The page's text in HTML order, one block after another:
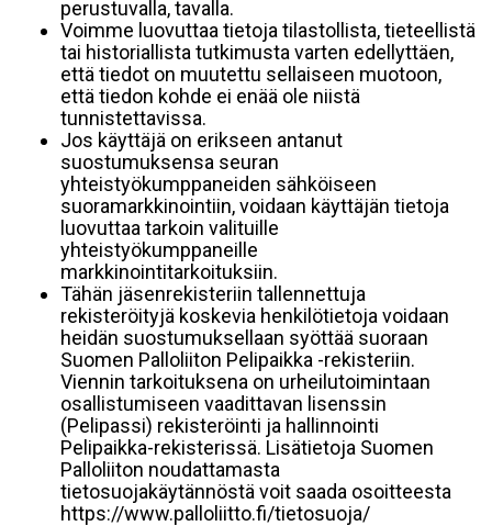
perustuvalla, tavalla.
Voimme luovuttaa tietoja tilastollista, tieteellistä
tai historiallista tutkimusta varten edellyttäen,
että tiedot on muutettu sellaiseen muotoon,
että tiedon kohde ei enää ole niistä
tunnistettavissa.
Jos käyttäjä on erikseen antanut
suostumuksensa seuran
yhteistyökumppaneiden sähköiseen
suoramarkkinointiin, voidaan käyttäjän tietoja
luovuttaa tarkoin valituille
yhteistyökumppaneille
markkinointitarkoituksiin.
Tähän jäsenrekisteriin tallennettuja
rekisteröityjä koskevia henkilötietoja voidaan
heidän suostumuksellaan syöttää suoraan
Suomen Palloliiton Pelipaikka -rekisteriin.
Viennin tarkoituksena on urheilutoimintaan
osallistumiseen vaadittavan lisenssin
(Pelipassi) rekisteröinti ja hallinnointi
Pelipaikka-rekisterissä. Lisätietoja Suomen
Palloliiton noudattamasta
tietosuojakäytännöstä voit saada osoitteesta
https://www.palloliitto.fi/tietosuoja/